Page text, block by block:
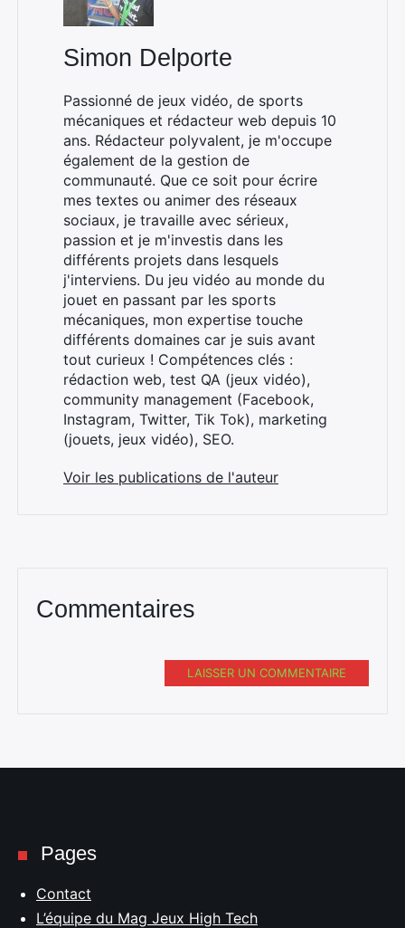
Simon Delporte
Passionné de jeux vidéo, de sports
mécaniques et rédacteur web depuis 10
ans. Rédacteur polyvalent, je m'occupe
également de la gestion de
communauté. Que ce soit pour écrire
mes textes ou animer des réseaux
sociaux, je travaille avec sérieux,
passion et je m'investis dans les
différents projets dans lesquels
j'interviens. Du jeu vidéo au monde du
jouet en passant par les sports
mécaniques, mon expertise touche
différents domaines car je suis avant
tout curieux ! Compétences clés :
rédaction web, test QA (jeux vidéo),
community management (Facebook,
Instagram, Twitter, Tik Tok), marketing
(jouets, jeux vidéo), SEO.
Voir les publications de l'auteur
Commentaires
LAISSER UN COMMENTAIRE
Pages
Contact
L’équipe du Mag Jeux High Tech